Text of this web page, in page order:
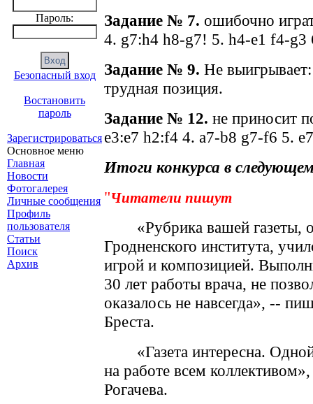
Пароль:
Безопасный вход
Востановить
пароль
Зарегистрироваться
Основное меню
Главная
Новости
Фотогалерея
Личные сообщения
Профиль
пользователя
Статьи
Поиск
Архив
Задание № 7. ошибочно
4. g7:h4 h8-g7! 5. h4-e1 f4-g3
Задание № 9. Не
трудная позиция.
Задание № 12. не приносит
e3:e7 h2:f4 4. a7-b8 g7-f6 5.
Итоги конкурса в
"Читатели пишут
«Рубрика вашей газеты,
Гродненского института,
игрой и композицией.
30 лет работы врача, не
оказалось не навсегда», --
Бреста.
«Газета интересна.
на работе всем
Рогачева.